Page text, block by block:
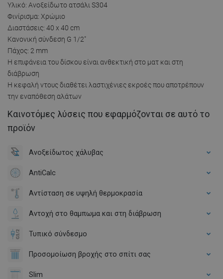
Υλικό: Ανοξείδωτο ατσάλι S304
Φινίρισμα: Χρώμιο
Διαστάσεις: 40 x 40 cm
Κανονική σύνδεση G 1/2"
Πάχος: 2 mm
Η επιφάνεια του δίσκου είναι ανθεκτική στο ματ και στη
διάβρωση
Η κεφαλή ντους διαθέτει λαστιχένιες εκροές που αποτρέπουν
την εναπόθεση αλάτων
Καινοτόμες λύσεις που εφαρμόζονται σε αυτό το
προϊόν
Ανοξείδωτος χάλυβας
AntiCalc
Αντίσταση σε υψηλή θερμοκρασία
Αντοχή στο θαμπωμα και στη διάβρωση
Τυπικό σύνδεσμο
Προσομοίωση βροχής στο σπίτι σας
Slim